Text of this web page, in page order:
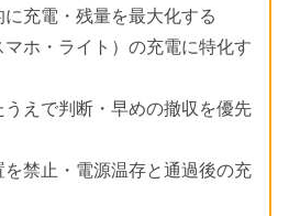
充電・残量を最大化する
ホ・ライト）の充電に特化す
えで判断・早めの撤収を優先
禁止・電源温存と通過後の充